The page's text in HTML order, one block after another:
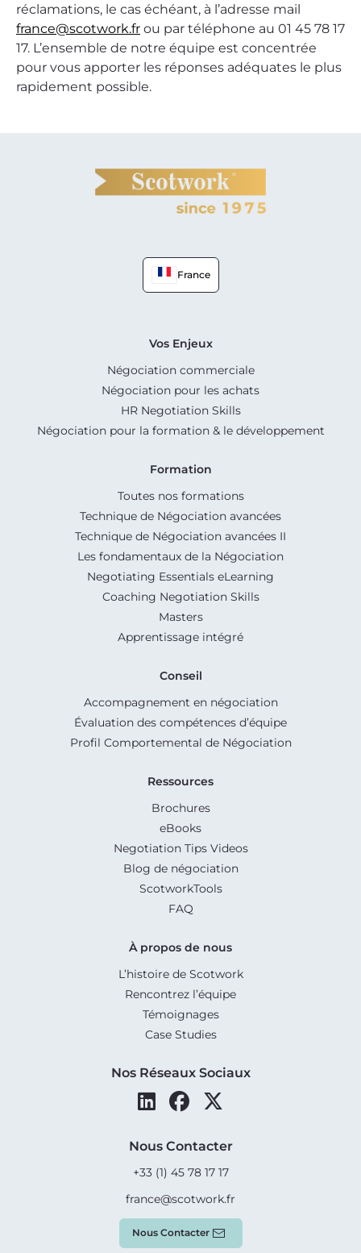
réclamations, le cas échéant, à l’adresse mail
france@scotwork.fr ou par téléphone au 01 45 78 17
17. L’ensemble de notre équipe est concentrée
pour vous apporter les réponses adéquates le plus
rapidement possible.
France
Vos Enjeux
Négociation commerciale
Négociation pour les achats
HR Negotiation Skills
Négociation pour la formation & le développement
Formation
Toutes nos formations
Technique de Négociation avancées
Technique de Négociation avancées II
Les fondamentaux de la Négociation
Negotiating Essentials eLearning
Coaching Negotiation Skills
Masters
Apprentissage intégré
Conseil
Accompagnement en négociation
Évaluation des compétences d’équipe
Profil Comportemental de Négociation
Ressources
Brochures
eBooks
Negotiation Tips Videos
Blog de négociation
ScotworkTools
FAQ
À propos de nous
L’histoire de Scotwork
Rencontrez l’équipe
Témoignages
Case Studies
Nos Réseaux Sociaux
Nous Contacter
+33 (1) 45 78 17 17
france@scotwork.fr
Nous Contacter